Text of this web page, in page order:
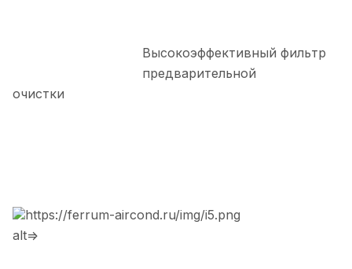
Высокоэффективный фильтр
предварительной
очистки
https://ferrum-aircond.ru/img/i5.png
alt=>